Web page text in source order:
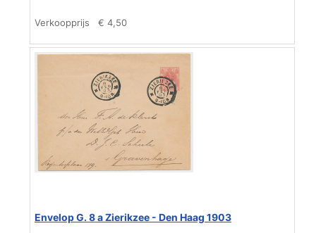
Verkoopprijs € 4,50
Envelop G. 8 a Zierikzee - Den Haag 1903